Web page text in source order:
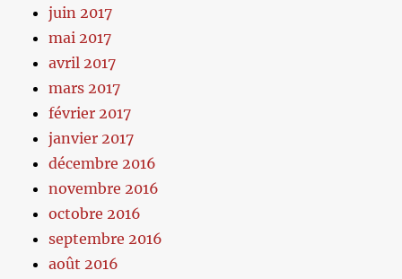
juin 2017
mai 2017
avril 2017
mars 2017
février 2017
janvier 2017
décembre 2016
novembre 2016
octobre 2016
septembre 2016
août 2016